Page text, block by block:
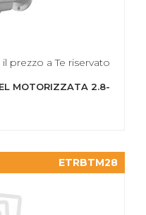
prezzo a Te riservato
MOTORIZZATA 2.8-
ETRBTM28